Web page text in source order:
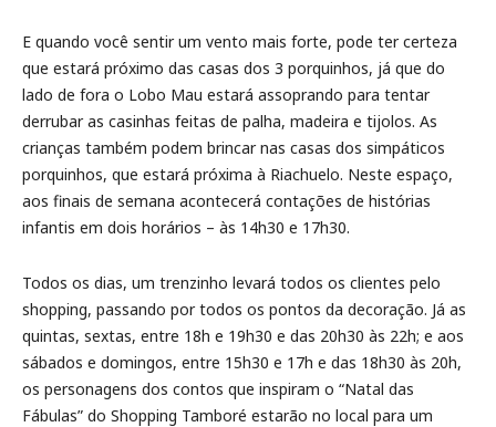
E quando você sentir um vento mais forte, pode ter certeza
que estará próximo das casas dos 3 porquinhos, já que do
lado de fora o Lobo Mau estará assoprando para tentar
derrubar as casinhas feitas de palha, madeira e tijolos. As
crianças também podem brincar nas casas dos simpáticos
porquinhos, que estará próxima à Riachuelo. Neste espaço,
aos finais de semana acontecerá contações de histórias
infantis em dois horários – às 14h30 e 17h30.
Todos os dias, um trenzinho levará todos os clientes pelo
shopping, passando por todos os pontos da decoração. Já as
quintas, sextas, entre 18h e 19h30 e das 20h30 às 22h; e aos
sábados e domingos, entre 15h30 e 17h e das 18h30 às 20h,
os personagens dos contos que inspiram o “Natal das
Fábulas” do Shopping Tamboré estarão no local para um